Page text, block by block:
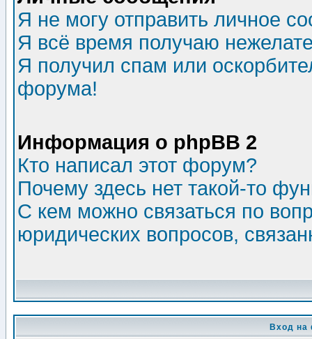
Я не могу отправить личное
Я всё время получаю
Я получил спам или
форума!
Информация о phpBB 2
Кто написал этот форум?
Почему здесь нет такой-то
С кем можно связаться по
юридических вопросов,
Вход на